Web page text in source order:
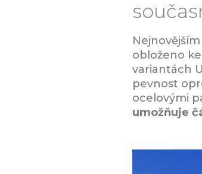
obloženo
variantách
pevnost
ocelovými
umožňuje